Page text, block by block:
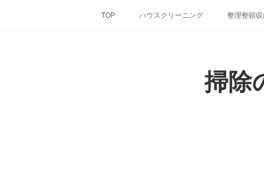
TOP ハウスクリーニング 整理整頓
掃除